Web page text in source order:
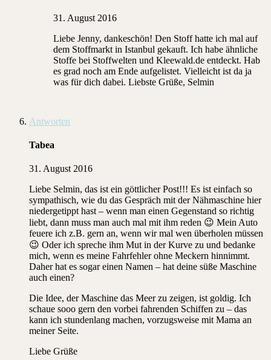
31. August 2016
Liebe Jenny, dankeschön! Den Stoff hatte ich mal auf
dem Stoffmarkt in Istanbul gekauft. Ich habe ähnliche
Stoffe bei Stoffwelten und Kleewald.de entdeckt. Hab
es grad noch am Ende aufgelistet. Vielleicht ist da ja
was für dich dabei. Liebste Grüße, Selmin
Antworten
Tabea
31. August 2016
Liebe Selmin, das ist ein göttlicher Post!!! Es ist einfach so
sympathisch, wie du das Gespräch mit der Nähmaschine hier
niedergetippt hast – wenn man einen Gegenstand so richtig
liebt, dann muss man auch mal mit ihm reden 😉 Mein Auto
feuere ich z.B. gern an, wenn wir mal wen überholen müssen
😉 Oder ich spreche ihm Mut in der Kurve zu und bedanke
mich, wenn es meine Fahrfehler ohne Meckern hinnimmt.
Daher hat es sogar einen Namen – hat deine süße Maschine
auch einen?
Die Idee, der Maschine das Meer zu zeigen, ist goldig. Ich
schaue sooo gern den vorbei fahrenden Schiffen zu – das
kann ich stundenlang machen, vorzugsweise mit Mama an
meiner Seite.
Liebe Grüße